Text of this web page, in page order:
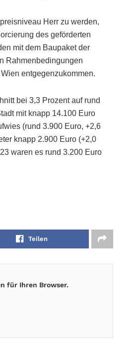
Herr zu werden,
des geförderten
mit dem Baupaket der
Rahmenbedingungen
entgegenzukommen.
bei 3,3 Prozent auf rund
mit knapp 14.100 Euro
(rund 3.900 Euro, +2,6
knapp 2.900 Euro (+2,0
waren es rund 3.200 Euro
Teilen
für Ihren Browser.